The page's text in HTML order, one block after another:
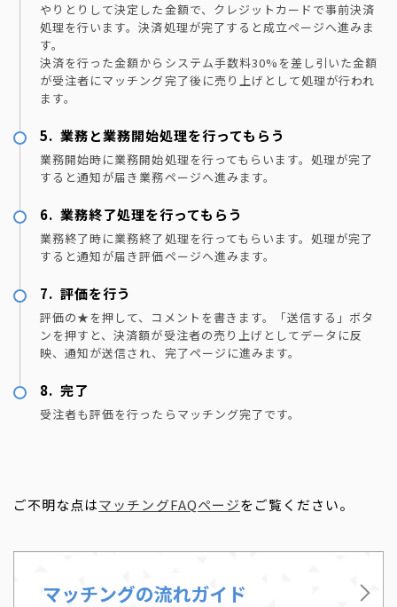
やりとりして決定した金額で、クレジットカードで事前決済
処理を行います。決済処理が完了すると成立ページへ進みま
す。
決済を行った金額からシステム手数料30%を差し引いた金額
が受注者にマッチング完了後に売り上げとして処理が行われ
ます。
業務と業務開始処理を行ってもらう
業務開始時に業務開始処理を行ってもらいます。処理が完了
すると通知が届き業務ページへ進みます。
業務終了処理を行ってもらう
業務終了時に業務終了処理を行ってもらいます。処理が完了
すると通知が届き評価ページへ進みます。
評価を行う
評価の★を押して、コメントを書きます。「送信する」ボタ
ンを押すと、決済額が受注者の売り上げとしてデータに反
映、通知が送信され、完了ページに進みます。
完了
受注者も評価を行ったらマッチング完了です。
ご不明な点はマッチングFAQページをご覧ください。